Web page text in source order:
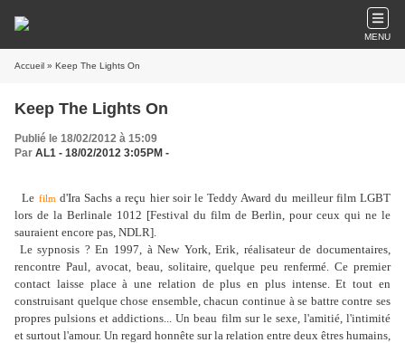
MENU
Accueil » Keep The Lights On
Keep The Lights On
Publié le 18/02/2012 à 15:09
Par AL1 - 18/02/2012 3:05PM -
Le filmd'Ira Sachs a reçu hier soir le Teddy Award du meilleur film LGBT
lors de la Berlinale 1012 [Festival du film de Berlin, pour ceux qui ne le
sauraient encore pas, NDLR].
Le sypnosis ? En 1997, à New York, Erik, réalisateur de documentaires,
rencontre Paul, avocat, beau, solitaire, quelque peu renfermé. Ce premier
contact laisse place à une relation de plus en plus intense. Et tout en
construisant quelque chose ensemble, chacun continue à se battre contre ses
propres pulsions et addictions... Un beau film sur le sexe, l'amitié, l'intimité
et surtout l'amour. Un regard honnête sur la relation entre deux êtres humains,